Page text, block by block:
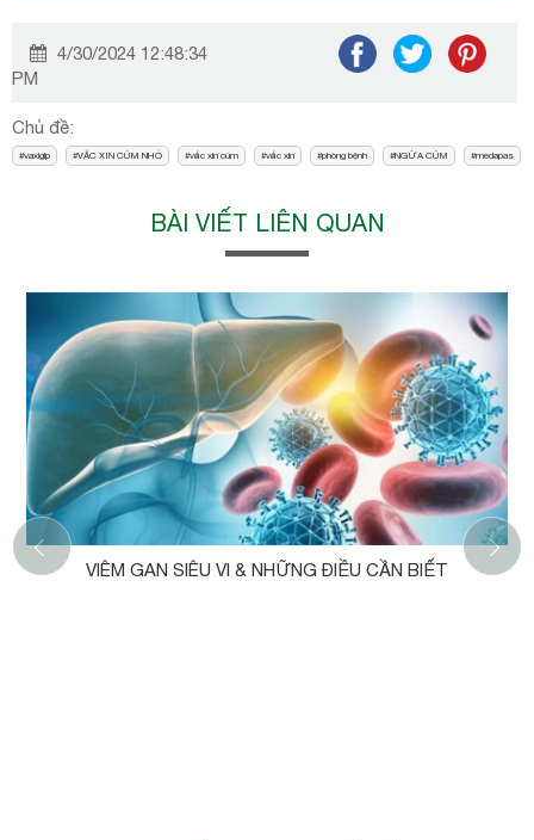
4/30/2024 12:48:34
PM
Chủ đề:
vaxigip VẮC XIN CÚM NHỎ vắc xin cúm vắc xin phòng bệnh NGỪA CÚM medapas
BÀI VIẾT LIÊN QUAN
‹
VIÊM GAN SIÊU VI & NHỮNG ĐIỀU CẦN BIẾT